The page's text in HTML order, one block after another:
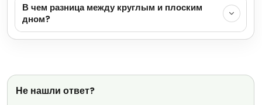
В чем разница между круглым и плоским
дном?
Не нашли ответ?